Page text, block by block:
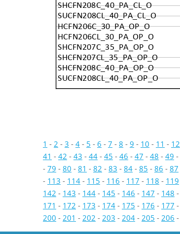
SHCFN208C_40_PA_CL_O
SUCFN208CL_40_PA_CL_O
HCFN206C_30_PA_OP_O
HCFN206CL_30_PA_OP_O
SHCFN207C_35_PA_OP_O
SHCFN207CL_35_PA_OP_O
SHCFN208C_40_PA_OP_O
SUCFN208CL_40_PA_OP_O
1 - 2 - 3 - 4 - 5 - 6 - 7 - 8 - 9 - 10 - 11 - 12
41 - 42 - 43 - 44 - 45 - 46 - 47 - 48 - 49 -
- 79 - 80 - 81 - 82 - 83 - 84 - 85 - 86 - 87
- 113 - 114 - 115 - 116 - 117 - 118 - 119
142 - 143 - 144 - 145 - 146 - 147 - 148 -
171 - 172 - 173 - 174 - 175 - 176 - 177 -
200 - 201 - 202 - 203 - 204 - 205 - 206 -